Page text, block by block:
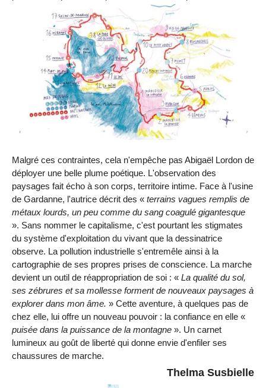
Malgré ces contraintes, cela n'empêche pas Abigaël Lordon de
déployer une belle plume poétique. L'observation des
paysages fait écho à son corps, territoire intime. Face à l'usine
de Gardanne, l'autrice décrit des « terrains vagues remplis de
métaux lourds, un peu comme du sang coagulé gigantesque
». Sans nommer le capitalisme, c'est pourtant les stigmates
du système d'exploitation du vivant que la dessinatrice
observe. La pollution industrielle s'entremêle ainsi à la
cartographie de ses propres prises de conscience. La marche
devient un outil de réappropriation de soi : « La qualité du sol,
ses zébrures et sa mollesse forment de nouveaux paysages à
explorer dans mon âme. » Cette aventure, à quelques pas de
chez elle, lui offre un nouveau pouvoir : la confiance en elle «
puisée dans la puissance de la montagne ». Un carnet
lumineux au goût de liberté qui donne envie d'enfiler ses
chaussures de marche.
Thelma Susbielle